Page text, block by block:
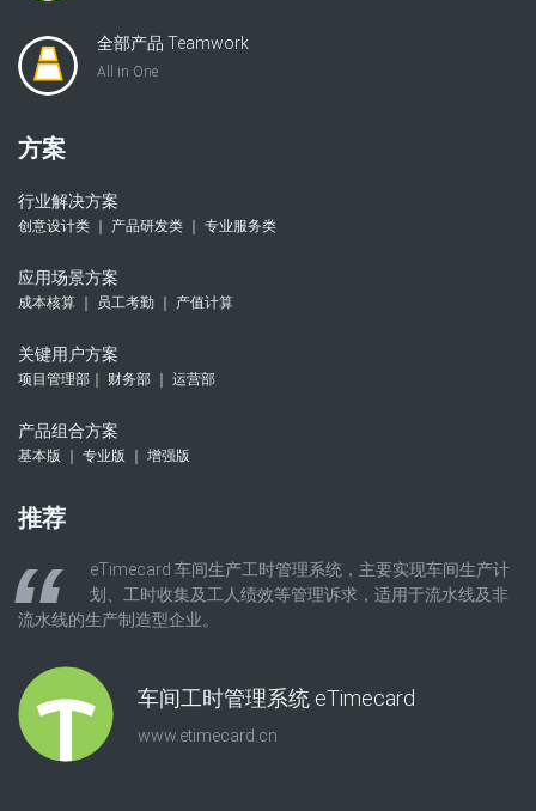
全部产品 Teamwork
All in One
方案
行业解决方案
创意设计类 ｜ 产品研发类 ｜ 专业服务类
应用场景方案
成本核算 ｜ 员工考勤 ｜ 产值计算
关键用户方案
项目管理部｜ 财务部 ｜ 运营部
产品组合方案
基本版 ｜ 专业版 ｜ 增强版
推荐
eTimecard 车间生产工时管理系统，主要实现车间生产计
划、工时收集及工人绩效等管理诉求，适用于流水线及非
流水线的生产制造型企业。
车间工时管理系统 eTimecard
www.etimecard.cn